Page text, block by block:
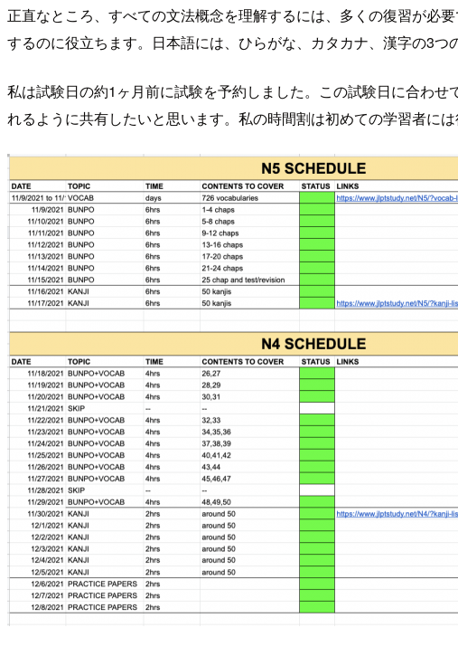
正直なところ、すべての文法概念を理解するには、多くの復習が必
するのに役立ちます。日本語には、ひらがな、カタカナ、漢字の3
私は試験日の約1ヶ月前に試験を予約しました。この試験日に合わ
れるように共有したいと思います。私の時間割は初めての学習者に